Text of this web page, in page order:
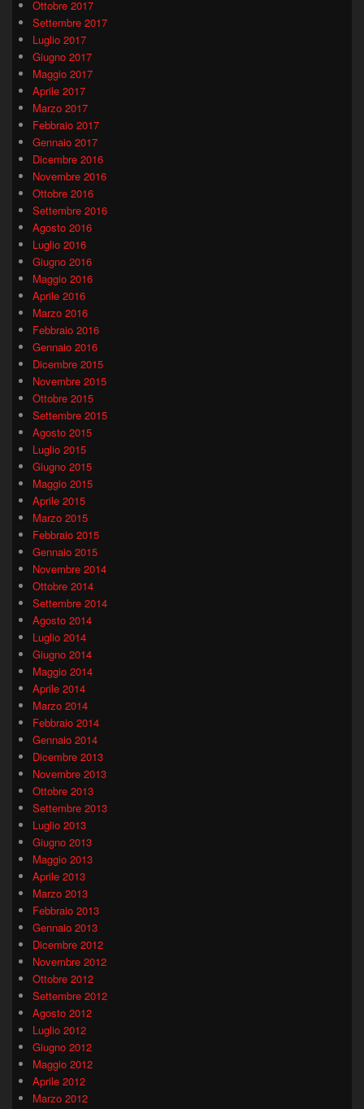
Ottobre 2017
Settembre 2017
Luglio 2017
Giugno 2017
Maggio 2017
Aprile 2017
Marzo 2017
Febbraio 2017
Gennaio 2017
Dicembre 2016
Novembre 2016
Ottobre 2016
Settembre 2016
Agosto 2016
Luglio 2016
Giugno 2016
Maggio 2016
Aprile 2016
Marzo 2016
Febbraio 2016
Gennaio 2016
Dicembre 2015
Novembre 2015
Ottobre 2015
Settembre 2015
Agosto 2015
Luglio 2015
Giugno 2015
Maggio 2015
Aprile 2015
Marzo 2015
Febbraio 2015
Gennaio 2015
Novembre 2014
Ottobre 2014
Settembre 2014
Agosto 2014
Luglio 2014
Giugno 2014
Maggio 2014
Aprile 2014
Marzo 2014
Febbraio 2014
Gennaio 2014
Dicembre 2013
Novembre 2013
Ottobre 2013
Settembre 2013
Luglio 2013
Giugno 2013
Maggio 2013
Aprile 2013
Marzo 2013
Febbraio 2013
Gennaio 2013
Dicembre 2012
Novembre 2012
Ottobre 2012
Settembre 2012
Agosto 2012
Luglio 2012
Giugno 2012
Maggio 2012
Aprile 2012
Marzo 2012